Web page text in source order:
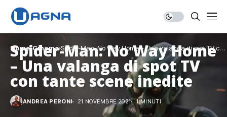
Home Cinema Spider-Man: No Way Home – Una valanga di spot TV con
tante scene inedite
Spider-Man: No Way Home
– Una valanga di spot TV
con tante scene inedite
ANDREA PERONI 21 NOVEMBRE 2021 1 MINUTI